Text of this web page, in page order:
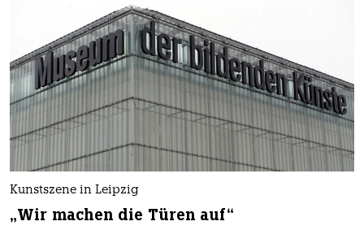
Kunstszene in Leipzig
„Wir machen die Türen auf“